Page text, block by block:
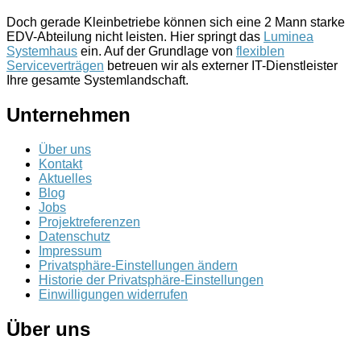
Doch gerade Kleinbetriebe können sich eine 2 Mann starke
EDV-Abteilung nicht leisten. Hier springt das Luminea
Systemhaus ein. Auf der Grundlage von flexiblen
Serviceverträgen betreuen wir als externer IT-Dienstleister
Ihre gesamte Systemlandschaft.
Unternehmen
Über uns
Kontakt
Aktuelles
Blog
Jobs
Projektreferenzen
Datenschutz
Impressum
Privatsphäre-Einstellungen ändern
Historie der Privatsphäre-Einstellungen
Einwilligungen widerrufen
Über uns